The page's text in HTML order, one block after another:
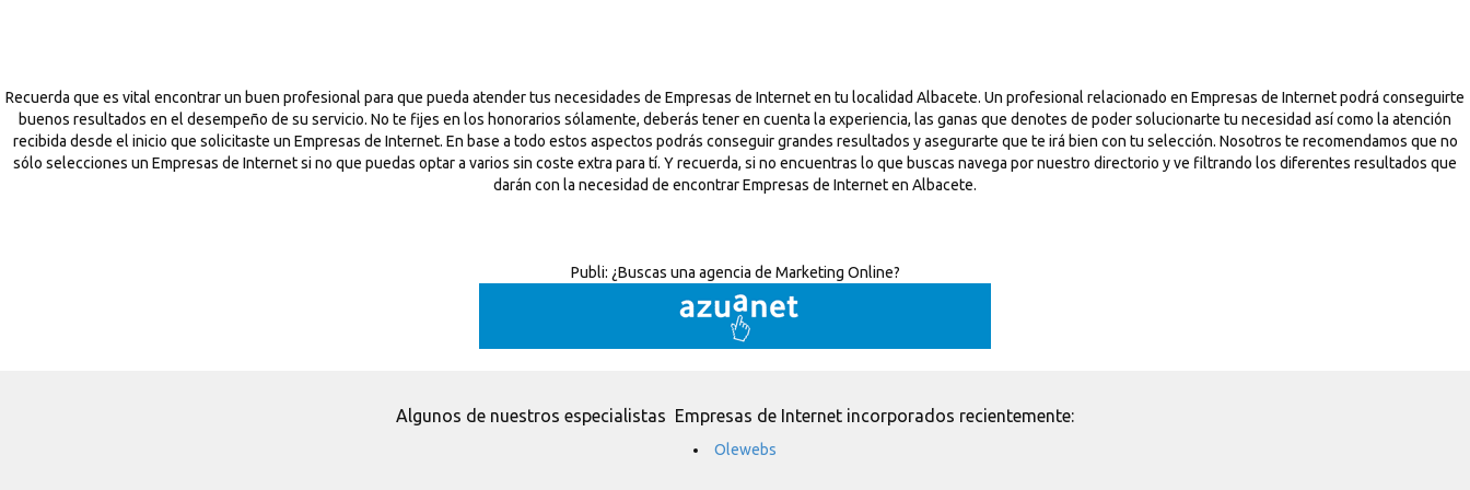
Recuerda que es vital encontrar un buen profesional para que pueda atender tus necesidades de Empresas de Internet en tu localidad Albacete. Un profesional relacionado en Empresas de Internet podrá conseguirte
buenos resultados en el desempeño de su servicio. No te fijes en los honorarios sólamente, deberás tener en cuenta la experiencia, las ganas que denotes de poder solucionarte tu necesidad así como la atención
recibida desde el inicio que solicitaste un Empresas de Internet. En base a todo estos aspectos podrás conseguir grandes resultados y asegurarte que te irá bien con tu selección. Nosotros te recomendamos que no
sólo selecciones un Empresas de Internet si no que puedas optar a varios sin coste extra para tí. Y recuerda, si no encuentras lo que buscas navega por nuestro directorio y ve filtrando los diferentes resultados que
darán con la necesidad de encontrar Empresas de Internet en Albacete.
Publi: ¿Buscas una agencia de Marketing Online?
Algunos de nuestros especialistas Empresas de Internet incorporados recientemente:
Olewebs